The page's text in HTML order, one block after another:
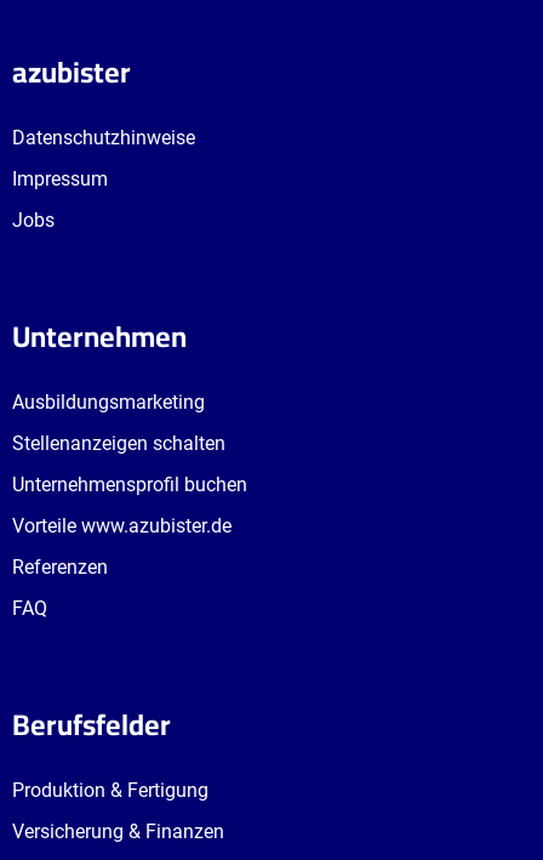
azubister
Datenschutzhinweise
Impressum
Jobs
Unternehmen
Ausbildungsmarketing
Stellenanzeigen schalten
Unternehmensprofil buchen
Vorteile www.azubister.de
Referenzen
FAQ
Berufsfelder
Produktion & Fertigung
Versicherung & Finanzen